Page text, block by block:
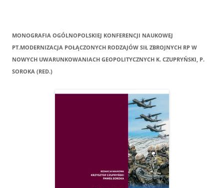
MONOGRAFIA OGÓLNOPOLSKIEJ KONFERENCJI NAUKOWEJ
PT.MODERNIZACJA POŁĄCZONYCH RODZAJÓW SIŁ ZBROJNYCH RP W
NOWYCH UWARUNKOWANIACH GEOPOLITYCZNYCH K. CZUPRYŃSKI, P.
SOROKA (RED.)